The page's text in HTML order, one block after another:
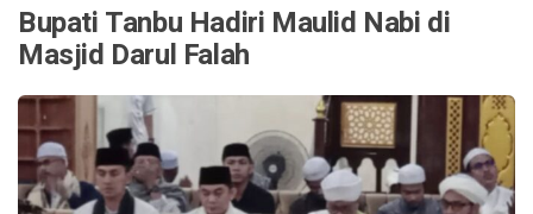
Bupati Tanbu Hadiri Maulid Nabi di
Masjid Darul Falah